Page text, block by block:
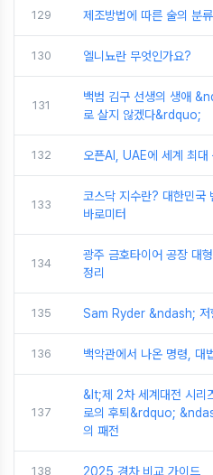
129 제조방법에 따른 술의 분류
130 엘니뇨란 무엇인가요?
131
백범 김구 선생의 생애
로 살지 않겠다&rdquo;
132 오픈AI, UAE에 세계 최대
133
코스닥 지수란? 대한민
바로미터
134
광주 금호타이어 공장 대
정리
135 Sam Ryder &ndash; 저
136 백악관에서 나온 명령, 대
137
&lt;제 2차 세계대전 시
로의 후퇴&rdquo;
의 패전
138 2025 경차 비교 가이드